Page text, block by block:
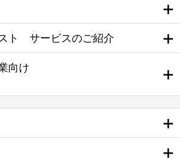
ト サービスのご紹介
向け